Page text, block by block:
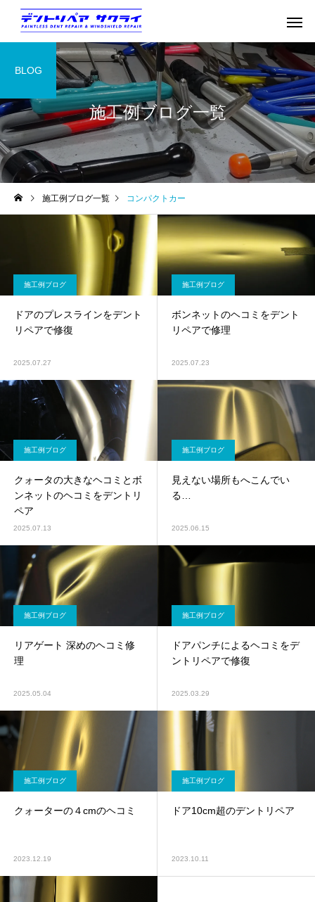
施工例ブログ一覧
BLOG
施工例ブログ一覧 コンパクトカー
施工例ブログ
ドアのプレスラインをデント
リペアで修復
2025.07.27
施工例ブログ
ボンネットのヘコミをデント
リペアで修理
2025.07.23
施工例ブログ
クォータの大きなヘコミとボ
ンネットのヘコミをデントリ
ペア
2025.07.13
施工例ブログ
見えない場所もへこんでい
る…
2025.06.15
施工例ブログ
リアゲート 深めのヘコミ修
理
2025.05.04
施工例ブログ
ドアパンチによるヘコミをデ
ントリペアで修復
2025.03.29
施工例ブログ
クォーターの４cmのヘコミ
2023.12.19
施工例ブログ
ドア10cm超のデントリペア
2023.10.11